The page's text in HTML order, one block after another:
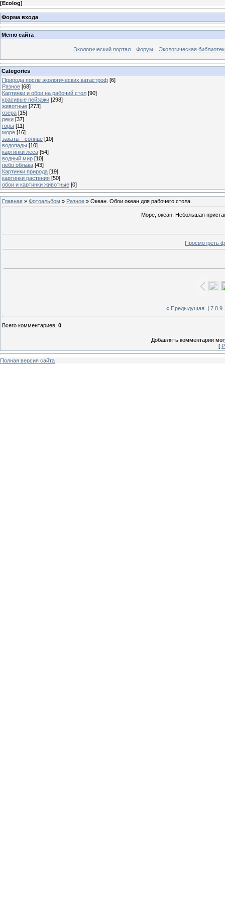
[Ecolog]
Форма входа
Меню сайта
Экологический портал Форум Экологическая
Categories
Природа после экологических катастроф [6]
Разное [68]
Картинки и обои на рабочий стол [90]
красивые пейзажи [298]
животные [273]
озера [15]
реки [37]
горы [11]
море [16]
закаты - солнце [10]
водопады [10]
картинки леса [54]
водный мир [10]
небо облака [43]
Картинки природа [19]
картинки растения [50]
обои и картинки животные [0]
Главная » Фотоальбом » Разное » Океан. Обои океан для рабочего стола.
Море, океан. Небольшая
Просмотреть
« Предыдущая| 7 8 9
Всего комментариев: 0
Добавлять комментарии
[
Полная версия сайта